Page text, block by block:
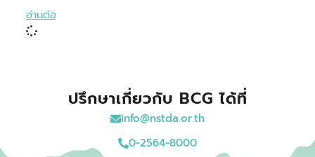
อ่านต่อ
ปรึกษาเกี่ยวกับ BCG ได้ที่
info@nstda.or.th
0-2564-8000